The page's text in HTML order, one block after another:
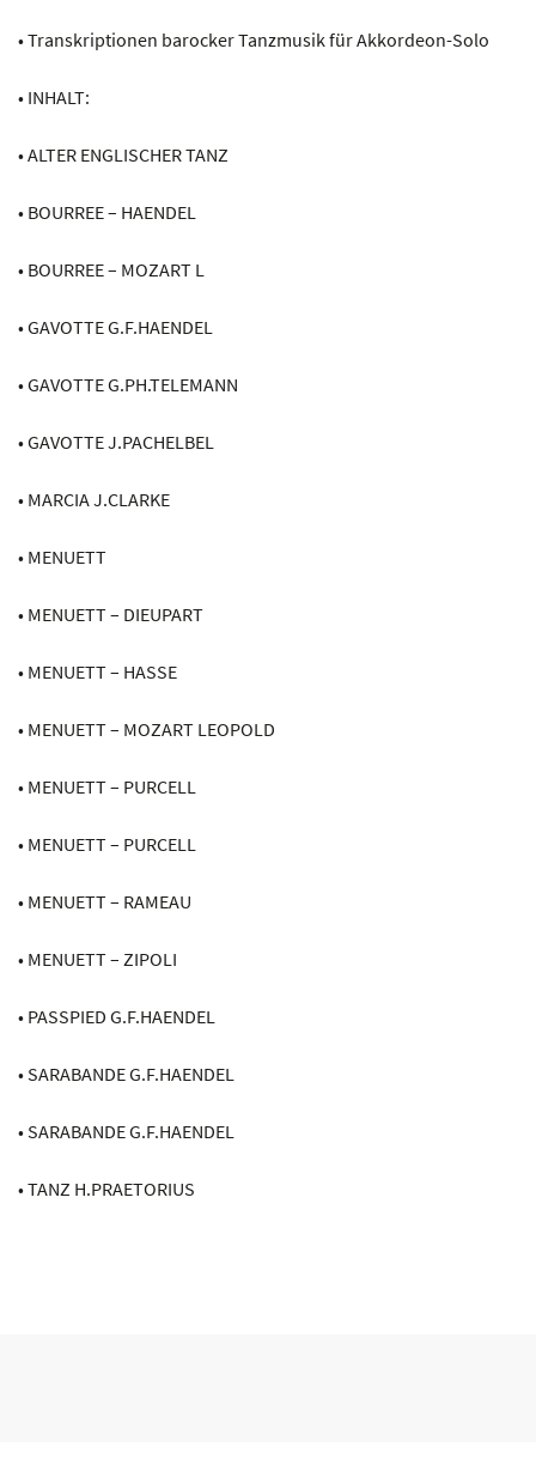
• Transkriptionen barocker Tanzmusik für Akkordeon-Solo
• INHALT:
• ALTER ENGLISCHER TANZ
• BOURREE – HAENDEL
• BOURREE – MOZART L
• GAVOTTE G.F.HAENDEL
• GAVOTTE G.PH.TELEMANN
• GAVOTTE J.PACHELBEL
• MARCIA J.CLARKE
• MENUETT
• MENUETT – DIEUPART
• MENUETT – HASSE
• MENUETT – MOZART LEOPOLD
• MENUETT – PURCELL
• MENUETT – PURCELL
• MENUETT – RAMEAU
• MENUETT – ZIPOLI
• PASSPIED G.F.HAENDEL
• SARABANDE G.F.HAENDEL
• SARABANDE G.F.HAENDEL
• TANZ H.PRAETORIUS